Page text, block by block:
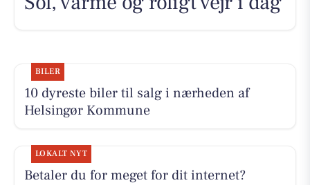
BILER
10 dyreste biler til salg i nærheden af
Helsingør Kommune
LOKALT NYT
Betaler du for meget for dit internet?